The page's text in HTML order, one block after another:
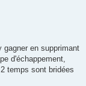
en supprimant
d'échappement,
temps sont bridées